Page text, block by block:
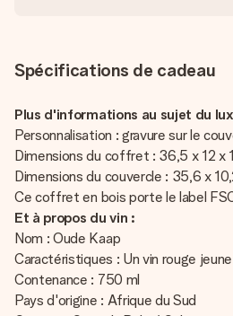
Spécifications de cadeau
Plus d'informations au sujet du
Personnalisation : gravure sur le
Dimensions du coffret : 36,5 x 12 x
Dimensions du couvercle : 35,6 x
Ce coffret en bois porte le label
Et à propos du vin :
Nom : Oude Kaap
Caractéristiques : Un vin rouge
Contenance : 750 ml
Pays d'origine : Afrique du Sud